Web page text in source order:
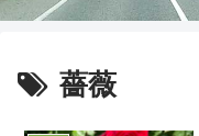
薔薇